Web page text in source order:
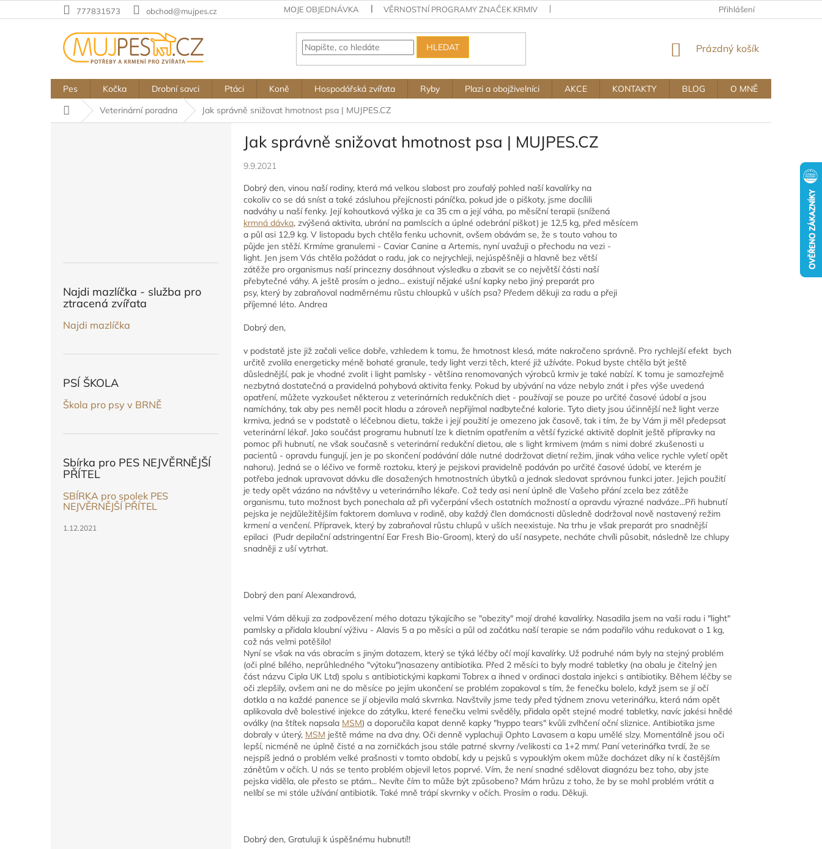
na
777831573 obchod@mujpes.cz MOJE OBJEDNÁVKA VĚRNOSTNÍ PROGRAMY ZNAČEK KRMIV OBCHODNÍ A REKLAMAČNÍ PODMÍNKY
Přihlášení
HLEDAT
NÁKUPNÍ
Prázdný košík
Pes Kočka Drobní savci Ptáci Koně Hospodářská zvířata Ryby Plazi a obojživelníci AKCE KONTAKTY BLOG
O MNĚ
Domů Veterinární poradna Jak správně snižovat hmotnost psa | MUJPES.CZ
Najdi mazlíčka - služba pro
ztracená zvířata
Najdi mazlíčka
PSÍ ŠKOLA
Škola pro psy v BRNĚ
Sbírka pro PES NEJVĚRNĚJŠÍ
PŘÍTEL
SBÍRKA pro spolek PES
NEJVĚRNĚJŠÍ PŘÍTEL
1.12.2021
Jak správně snižovat hmotnost psa | MUJPES.CZ
9.9.2021
Dobrý den, vinou naší rodiny, která má velkou slabost pro zoufalý pohled naší kavalírky na
cokoliv co se dá sníst a také zásluhou přejícnosti páníčka, pokud jde o piškoty, jsme docílili
nadváhy u naší fenky. Její kohoutková výška je ca 35 cm a její váha, po měsíční terapii (snížená
krmná dávka, zvýšená aktivita, ubrání na pamlscích a úplné odebrání piškot) je 12,5 kg, před měsícem
a půl asi 12,9 kg. V listopadu bych chtěla fenku uchovnit, ovšem obávám se, že s touto vahou to
půjde jen stěží. Krmíme granulemi - Caviar Canine a Artemis, nyní uvažuji o přechodu na vezi -
light. Jen jsem Vás chtěla požádat o radu, jak co nejrychleji, nejúspěšněji a hlavně bez větší
zátěže pro organismus naší princezny dosáhnout výsledku a zbavit se co největší části naší
přebytečné váhy. A ještě prosím o jedno... existují nějaké ušní kapky nebo jiný preparát pro
psy, který by zabraňoval nadměrnému růstu chloupků v uších psa? Předem děkuji za radu a přeji
příjemné léto. Andrea
Dobrý den,
v podstatě jste již začali velice dobře, vzhledem k tomu, že hmotnost klesá, máte nakročeno správně. Pro rychlejší efekt bych
určitě zvolila energeticky méně bohaté granule, tedy light verzi těch, které již užíváte. Pokud byste chtěla být ještě
důslednější, pak je vhodné zvolit i light pamlsky - většina renomovaných výrobců krmiv je také nabízí. K tomu je samozřejmě
nezbytná dostatečná a pravidelná pohybová aktivita fenky. Pokud by ubývání na váze nebylo znát i přes výše uvedená
opatření, můžete vyzkoušet některou z veterinárních redukčních diet - používají se pouze po určité časové údobí a jsou
namíchány, tak aby pes neměl pocit hladu a zároveň nepřijímal nadbytečné kalorie. Tyto diety jsou účinnější než light verze
krmiva, jedná se v podstatě o léčebnou dietu, takže i její použití je omezeno jak časově, tak i tím, že by Vám ji měl předepsat
veterinární lékař. Jako součást programu hubnutí lze k dietním opatřením a větší fyzické aktivitě doplnit ještě přípravky na
pomoc při hubnutí, ne však současně s veterinární redukční dietou, ale s light krmivem (mám s nimi dobré zkušenosti u
pacientů - opravdu fungují, jen je po skončení podávání dále nutné dodržovat dietní režim, jinak váha velice rychle vyletí opět
nahoru). Jedná se o léčivo ve formě roztoku, který je pejskovi pravidelně podáván po určité časové údobí, ve kterém je
potřeba jednak upravovat dávku dle dosažených hmotnostních úbytků a jednak sledovat správnou funkci jater. Jejich použití
je tedy opět vázáno na návštěvy u veterinárního lékaře. Což tedy asi není úplně dle Vašeho přání zcela bez zátěže
organismu, tuto možnost bych ponechala až při vyčerpání všech ostatních možností a opravdu výrazné nadváze...Při hubnutí
pejska je nejdůležitějším faktorem domluva v rodině, aby každý člen domácnosti důsledně dodržoval nově nastavený režim
krmení a venčení. Přípravek, který by zabraňoval růstu chlupů v uších neexistuje. Na trhu je však preparát pro snadnější
epilaci (Pudr depilační adstringentní Ear Fresh Bio-Groom), který do uší nasypete, necháte chvíli působit, následně lze chlupy
snadněji z uší vytrhat.
Dobrý den paní Alexandrová,
velmi Vám děkuji za zodpovězení mého dotazu týkajícího se "obezity" mojí drahé kavalírky. Nasadila jsem na vaši radu i "light"
pamlsky a přidala kloubní výživu - Alavis 5 a po měsíci a půl od začátku naší terapie se nám podařilo váhu redukovat o 1 kg,
což nás velmi potěšilo!
Nyní se však na vás obracím s jiným dotazem, který se týká léčby očí mojí kavalírky. Už podruhé nám byly na stejný problém
(oči plné bílého, neprůhledného "výtoku")nasazeny antibiotika. Před 2 měsíci to byly modré tabletky (na obalu je čitelný jen
část názvu Cipla UK Ltd) spolu s antibiotickými kapkami Tobrex a ihned v ordinaci dostala injekci s antibiotiky. Během léčby se
oči zlepšily, ovšem ani ne do měsíce po jejím ukončení se problém zopakoval s tím, že fenečku bolelo, když jsem se jí očí
dotkla a na každé panence se jí objevila malá skvrnka. Navštvily jsme tedy před týdnem znovu veterinářku, která nám opět
aplikovala dvě bolestivé injekce do zátylku, které fenečku velmi svěděly, přidala opět stejné modré tabletky, navíc jakési hnědé
oválky (na štítek napsala MSM) a doporučila kapat denně kapky "hyppo tears" kvůli zvlhčení oční sliznice. Antibiotika jsme
dobraly v úterý, MSM ještě máme na dva dny. Oči denně vyplachuji Ophto Lavasem a kapu umělé slzy. Momentálně jsou oči
lepší, nicméně ne úplně čisté a na zorničkách jsou stále patrné skvrny /velikosti ca 1+2 mm/. Paní veterinářka tvrdí, že se
nejspíš jedná o problém velké prašnosti v tomto období, kdy u pejsků s vypouklým okem může docházet díky ní k častějším
zánětům v očích. U nás se tento problém objevil letos poprvé. Vím, že není snadné sdělovat diagnózu bez toho, aby jste
pejska viděla, ale přesto se ptám... Nevíte čím to může být způsobeno? Mám hrůzu z toho, že by se mohl problém vrátit a
nelíbí se mi stále užívání antibiotik. Také mně trápí skvrnky v očích. Prosím o radu. Děkuji.
Dobrý den, Gratuluji k úspěšnému hubnutí!!